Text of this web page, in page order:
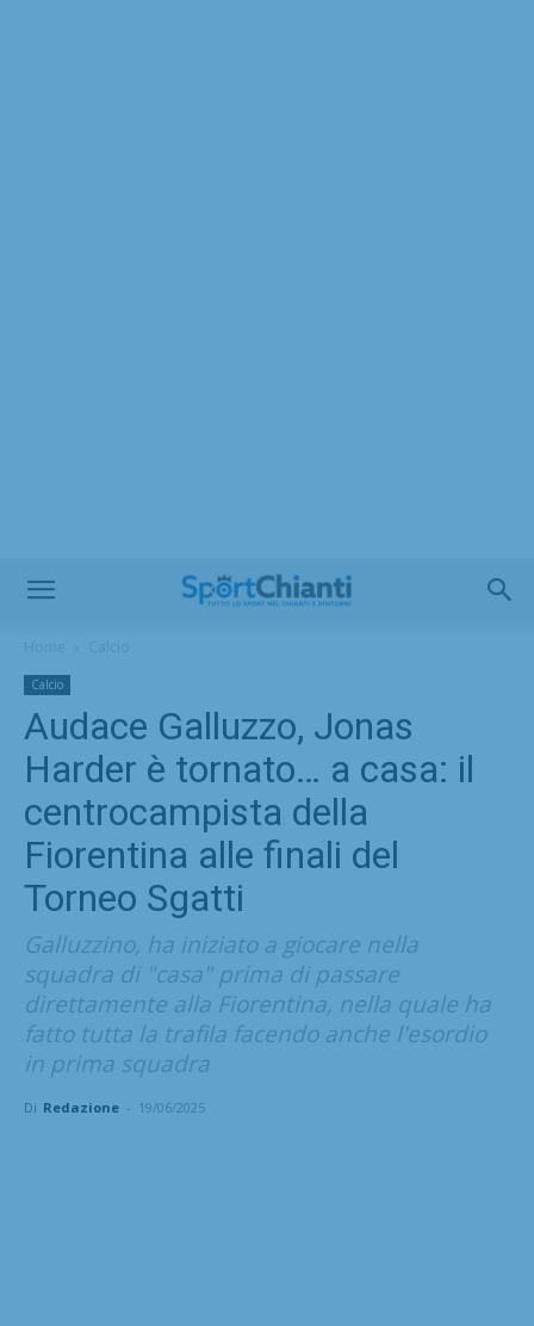
Calcio
Audace Galluzzo, Jonas
Harder è tornato… a casa: il
centrocampista della
Fiorentina alle finali del
Torneo Sgatti
Galluzzino, ha iniziato a giocare nella
squadra di "casa" prima di passare
direttamente alla Fiorentina, nella quale ha
fatto tutta la trafila facendo anche l'esordio
in prima squadra
Di Redazione - 19/06/2025